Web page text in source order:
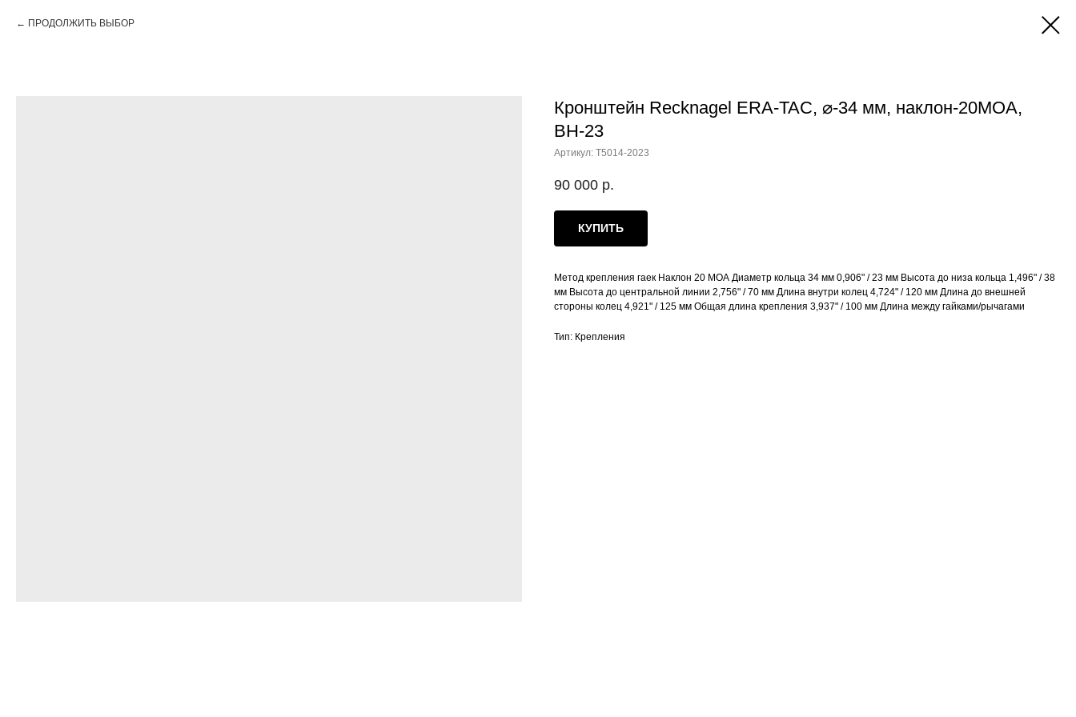
ПРОДОЛЖИТЬ ВЫБОР
Кронштейн Recknagel ERA-TAC, ⌀-34 мм, наклон-20MOA,
ВН-23
Артикул: T5014-2023
90 000 р.
КУПИТЬ
Метод крепления гаек Наклон 20 МОА Диаметр кольца 34 мм 0,906" / 23 мм Высота до низа кольца 1,496" / 38
мм Высота до центральной линии 2,756" / 70 мм Длина внутри колец 4,724" / 120 мм Длина до внешней
стороны колец 4,921" / 125 мм Общая длина крепления 3,937" / 100 мм Длина между гайками/рычагами
Тип: Крепления